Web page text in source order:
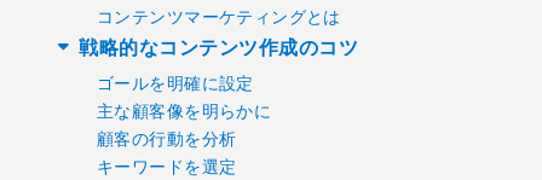
コンテンツマーケティングとは
戦略的なコンテンツ作成のコツ
ゴールを明確に設定
主な顧客像を明らかに
顧客の行動を分析
キーワードを選定